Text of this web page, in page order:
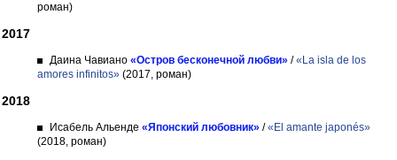
роман)
2017
Даина Чавиано «Остров бесконечной любви» /«La isla de los
amores infinitos» (2017, роман)
2018
Исабель Альенде «Японский любовник» /«El amante japonés»
(2018, роман)